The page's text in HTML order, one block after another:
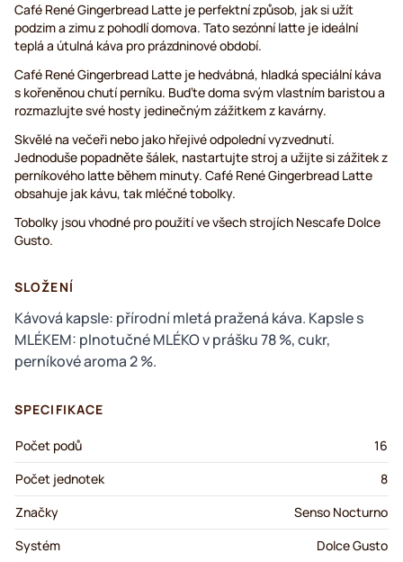
Café René Gingerbread Latte je perfektní způsob, jak si užít
podzim a zimu z pohodlí domova. Tato sezónní latte je ideální
teplá a útulná káva pro prázdninové období.
Café René Gingerbread Latte je hedvábná, hladká speciální káva
s kořeněnou chutí perníku. Buďte doma svým vlastním baristou a
rozmazlujte své hosty jedinečným zážitkem z kavárny.
Skvělé na večeři nebo jako hřejivé odpolední vyzvednutí.
Jednoduše popadněte šálek, nastartujte stroj a užijte si zážitek z
perníkového latte během minuty. Café René Gingerbread Latte
obsahuje jak kávu, tak mléčné tobolky.
Tobolky jsou vhodné pro použití ve všech strojích Nescafe Dolce
Gusto.
SLOŽENÍ
Kávová kapsle: přírodní mletá pražená káva. Kapsle s
MLÉKEM: plnotučné MLÉKO v prášku 78 %, cukr,
perníkové aroma 2 %.
SPECIFIKACE
Počet podů
16
Počet jednotek
8
Značky
Senso Nocturno
Systém
Dolce Gusto